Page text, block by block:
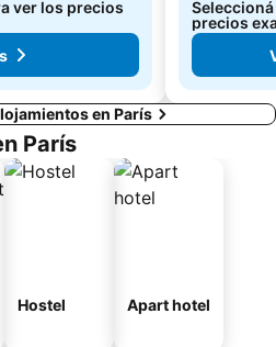
ver los precios
precios
en París
París
Hostel Apart hotel